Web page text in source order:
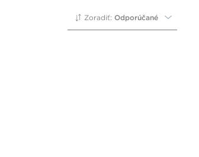
Zoradiť: Odporúčané